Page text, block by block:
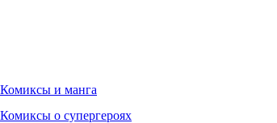
Комиксы и манга
Комиксы о супергероях